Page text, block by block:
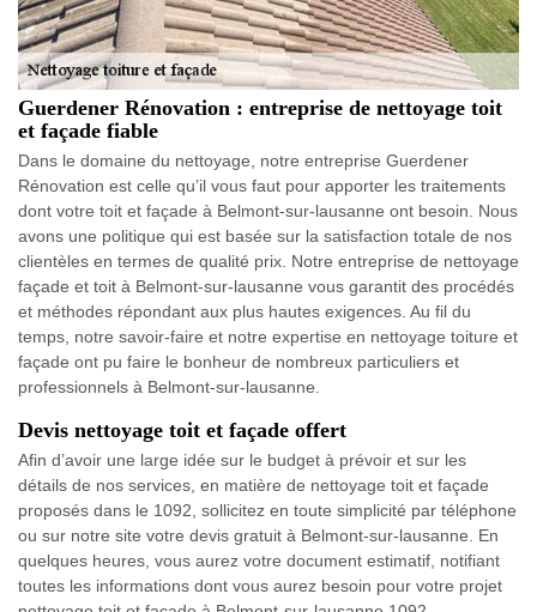
Guerdener Rénovation : entreprise de nettoyage toit
et façade fiable
Dans le domaine du nettoyage, notre entreprise Guerdener
Rénovation est celle qu’il vous faut pour apporter les traitements
dont votre toit et façade à Belmont-sur-lausanne ont besoin. Nous
avons une politique qui est basée sur la satisfaction totale de nos
clientèles en termes de qualité prix. Notre entreprise de nettoyage
façade et toit à Belmont-sur-lausanne vous garantit des procédés
et méthodes répondant aux plus hautes exigences. Au fil du
temps, notre savoir-faire et notre expertise en nettoyage toiture et
façade ont pu faire le bonheur de nombreux particuliers et
professionnels à Belmont-sur-lausanne.
Devis nettoyage toit et façade offert
Afin d’avoir une large idée sur le budget à prévoir et sur les
détails de nos services, en matière de nettoyage toit et façade
proposés dans le 1092, sollicitez en toute simplicité par téléphone
ou sur notre site votre devis gratuit à Belmont-sur-lausanne. En
quelques heures, vous aurez votre document estimatif, notifiant
toutes les informations dont vous aurez besoin pour votre projet